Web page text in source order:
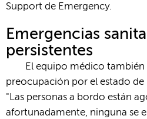
Support de Emergency.
Emergencias
persistentes
El equipo médico también
preocupación por el estado
"Las personas a bordo están
afortunadamente, ninguna se